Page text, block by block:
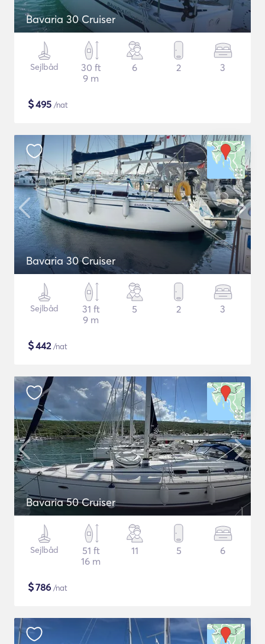
Bavaria 30 Cruiser
Sejlbåd
30 ft
9 m
6 2 3
$495 /nat
Bavaria 30 Cruiser
Sejlbåd
31 ft
9 m
5 2 3
$442/nat
Bavaria 50 Cruiser
Sejlbåd
51 ft
16 m
11 5 6
$786 /nat